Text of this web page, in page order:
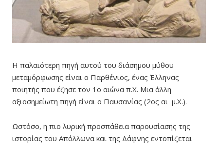
Η παλαιότερη πηγή αυτού του διάσημου μύθου
μεταμόρφωσης είναι ο Παρθένιος, ένας Έλληνας
ποιητής που έζησε τον 1ο αιώνα π.Χ. Μια άλλη
αξιοσημείωτη πηγή είναι ο Παυσανίας (2ος αι μ.Χ.).
Ωστόσο, η πιο λυρική προσπάθεια παρουσίασης της
ιστορίας του Απόλλωνα και της Δάφνης εντοπίζεται